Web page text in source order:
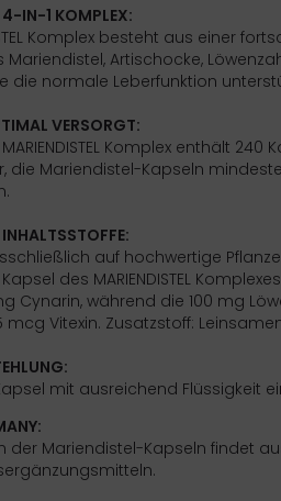
IN-1 KOMPLEX:
Komplex besteht aus einer
Mariendistel, Artischocke,
die normale Leberfunktion
VERSORGT:
Komplex enthält
die Mariendistel-Kapseln
auf hochwertige
des MARIENDISTEL
Cynarin, während die 100 mg
mcg Vitexin. Zusatzstoff:
mit ausreichend Flüssigkeit
der Mariendistel-Kapseln findet